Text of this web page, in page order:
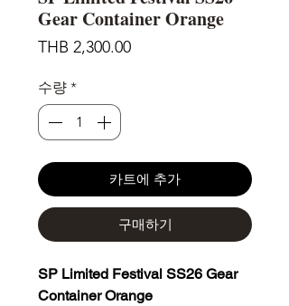
Gear Container Orange
THB 2,300.00가
수량 *
카트에 추가
구매하기
SP Limited Festival SS26 Gear
Container Orange